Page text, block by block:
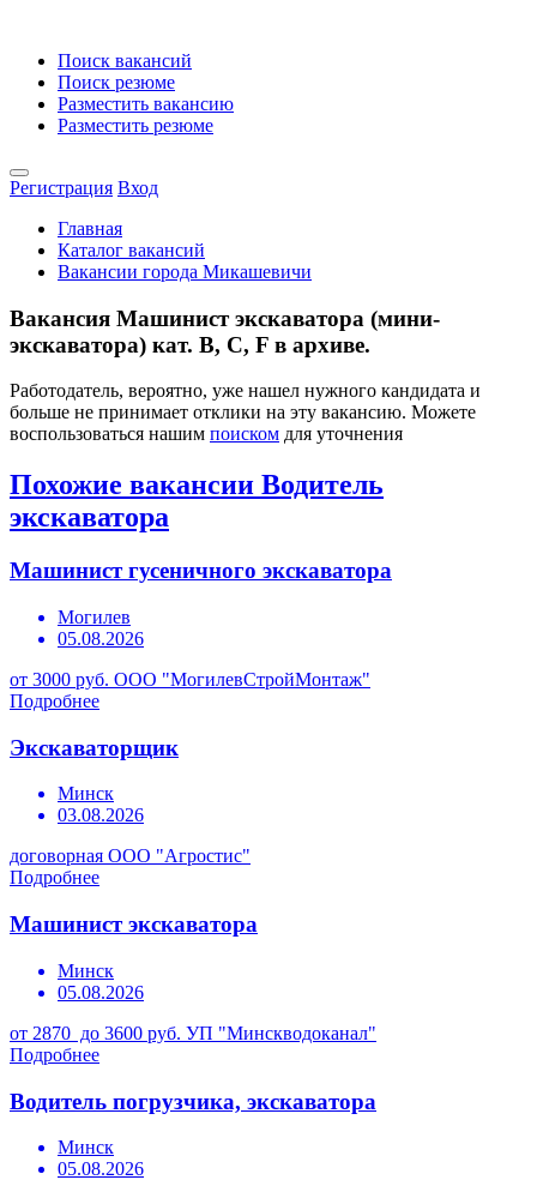
Поиск вакансий
Поиск резюме
Разместить вакансию
Разместить резюме
Регистрация Вход
Главная
Каталог вакансий
Вакансии города Микашевичи
Вакансия Машинист экскаватора (мини-
экскаватора) кат. В, С, F в архиве.
Работодатель, вероятно, уже нашел нужного кандидата и
больше не принимает отклики на эту вакансию. Можете
воспользоваться нашим поиском для уточнения
Похожие вакансии Водитель
экскаватора
Машинист гусеничного экскаватора
Могилев
05.08.2026
от 3000 руб. ООО "МогилевСтройМонтаж"
Подробнее
Экскаваторщик
Минск
03.08.2026
договорная ООО "Агростис"
Подробнее
Машинист экскаватора
Минск
05.08.2026
от 2870 до 3600 руб. УП "Минскводоканал"
Подробнее
Водитель погрузчика, экскаватора
Минск
05.08.2026